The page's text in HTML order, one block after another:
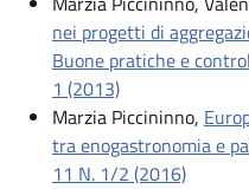
nei progetti di
Buone pratiche e
1 (2013)
Marzia Piccininno,
tra enogastronomia e
11 N. 1/2 (2016)